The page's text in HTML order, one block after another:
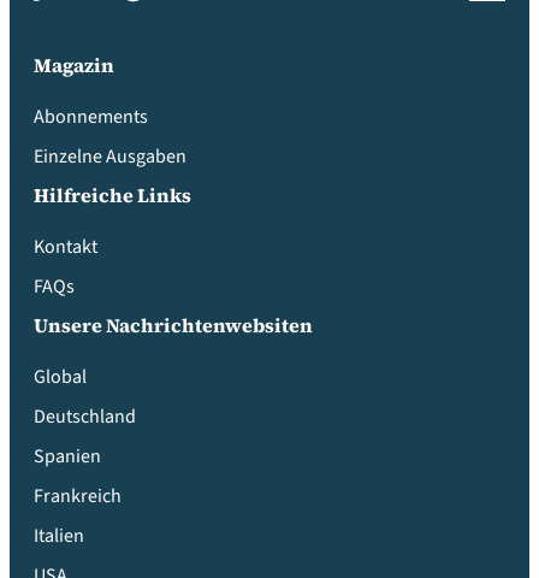
Magazin
Abonnements
Einzelne Ausgaben
Hilfreiche Links
Kontakt
FAQs
Unsere Nachrichtenwebsiten
Global
Deutschland
Spanien
Frankreich
Italien